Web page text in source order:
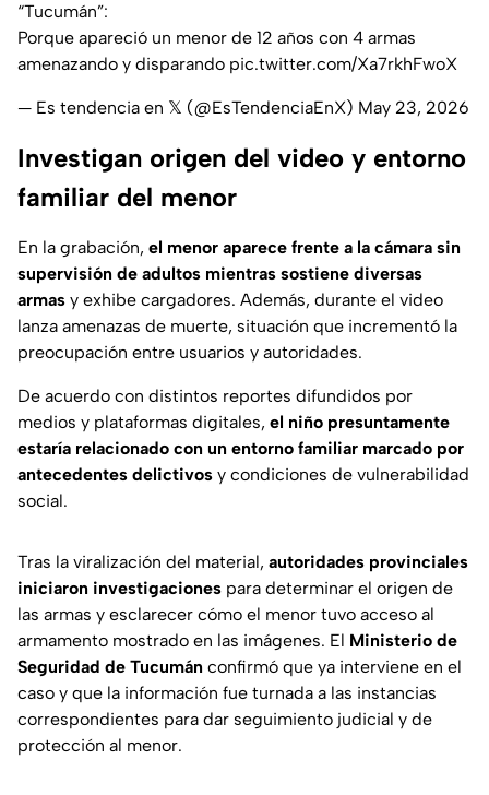
“Tucumán”:
Porque apareció un menor de 12 años con 4 armas
amenazando y disparando pic.twitter.com/Xa7rkhFwoX
— Es tendencia en 𝕏 (@EsTendenciaEnX) May 23, 2026
Investigan origen del video y entorno
familiar del menor
En la grabación, el menor aparece frente a la cámara sin
supervisión de adultos mientras sostiene diversas
armas y exhibe cargadores. Además, durante el video
lanza amenazas de muerte, situación que incrementó la
preocupación entre usuarios y autoridades.
De acuerdo con distintos reportes difundidos por
medios y plataformas digitales, el niño presuntamente
estaría relacionado con un entorno familiar marcado por
antecedentes delictivos y condiciones de vulnerabilidad
social.
Tras la viralización del material, autoridades provinciales
iniciaron investigaciones para determinar el origen de
las armas y esclarecer cómo el menor tuvo acceso al
armamento mostrado en las imágenes. El Ministerio de
Seguridad de Tucumán confirmó que ya interviene en el
caso y que la información fue turnada a las instancias
correspondientes para dar seguimiento judicial y de
protección al menor.